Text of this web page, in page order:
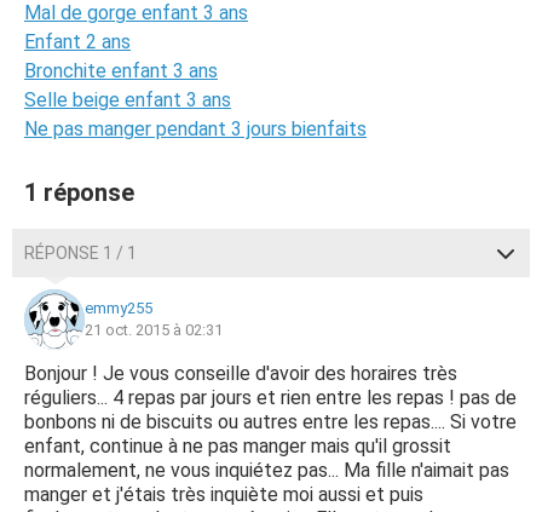
Mal de gorge enfant 3 ans
Enfant 2 ans
Bronchite enfant 3 ans
Selle beige enfant 3 ans
Ne pas manger pendant 3 jours bienfaits
1 réponse
RÉPONSE 1 / 1
emmy255
21 oct. 2015 à 02:31
Bonjour ! Je vous conseille d'avoir des horaires très
réguliers... 4 repas par jours et rien entre les repas ! pas de
bonbons ni de biscuits ou autres entre les repas.... Si votre
enfant, continue à ne pas manger mais qu'il grossit
normalement, ne vous inquiétez pas... Ma fille n'aimait pas
manger et j'étais très inquiète moi aussi et puis